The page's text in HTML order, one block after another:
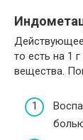
то есть на 1
вещества.